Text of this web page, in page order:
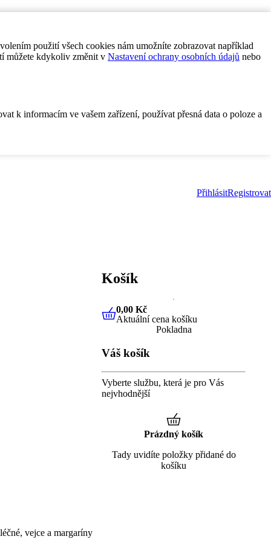
použití všech cookies nám umožníte zobrazovat například
můžete kdykoliv změnit v Nastavení ochrany osobních údajů nebo
k informacím ve vašem zařízení, používat přesná data o poloze a
PřihlásitRegistrovat
vejce a margaríny
Košík
0,00 KčAktuální cena košíku
0,00 Kč
Aktuální cena košíku
Pokladna
Váš košík
Vyberte službu, která je pro Vás
nejvhodnější
Prázdný košík
Tady uvidíte položky přidané do
košíku